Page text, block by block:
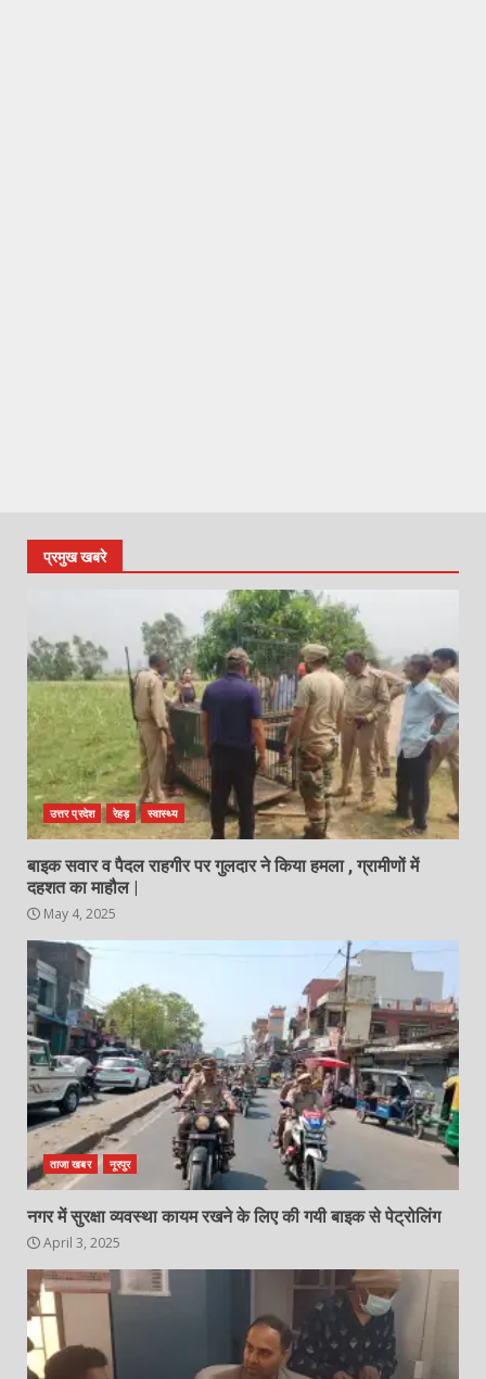
प्रमुख खबरे
उत्तर प्रदेश रेहड़ स्वास्थ्य
बाइक सवार व पैदल राहगीर पर गुलदार ने किया हमला , ग्रामीणों में
दहशत का माहौल |
May 4, 2025
ताजा खबर नूरपुर
नगर में सुरक्षा व्यवस्था कायम रखने के लिए की गयी बाइक से पेट्रोलिंग
April 3, 2025